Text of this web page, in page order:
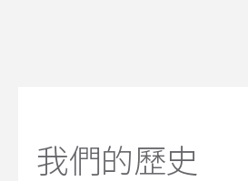
我們的歷史